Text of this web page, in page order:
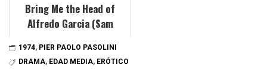
Bring Me the Head of
Alfredo Garcia (Sam
1974, PIER PAOLO PASOLINI
DRAMA, EDAD MEDIA, ERÓTICO